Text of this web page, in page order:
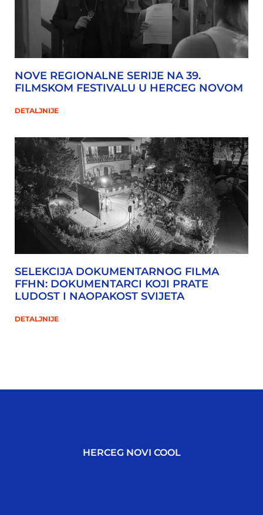
NOVE REGIONALNE SERIJE NA 39.
FILMSKOM FESTIVALU U HERCEG NOVOM
DETALJNIJE
SELEKCIJA DOKUMENTARNOG FILMA
FFHN: DOKUMENTARCI KOJI PRATE
LUDOST I NAOPAKOST SVIJETA
DETALJNIJE
HERCEG NOVI COOL